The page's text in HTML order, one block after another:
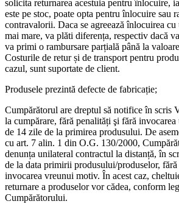
solicita returnarea acestuia pentru înlocuire,
este pe stoc, poate opta pentru înlocuire sau
contravalorii. Daca se agreează înlocuirea
mai mare, va plăti diferența, respectiv dacă
va primi o rambursare parțială până la
Costurile de retur și de transport pentru
cazul, sunt suportate de client.
Produsele prezintă defecte de fabricație;
Cumpărătorul are dreptul să notifice în scris
la cumpărare, fără penalități şi fără
de 14 zile de la primirea produsului. De
cu art. 7 alin. 1 din O.G. 130/2000,
denunța unilateral contractul la distanță, în
de la data primirii produsului/produselor,
invocarea vreunui motiv. În acest caz,
returnare a produselor vor cădea, conform
Cumpărătorului.